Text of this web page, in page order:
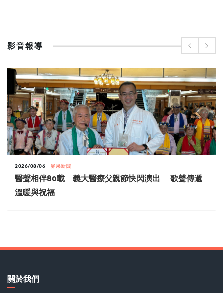
影音報導
2026/08/06 屏果新聞
醫聲相伴80載 義大醫療父親節快閃演出 歌聲傳遞
溫暖與祝福
關於我們